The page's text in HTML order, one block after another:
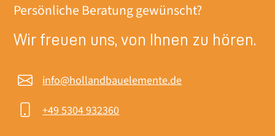
Persönliche Beratung gewünscht?
Wir freuen uns, von Ihnen zu hören.
info@hollandbauelemente.de
+49 5304 932360